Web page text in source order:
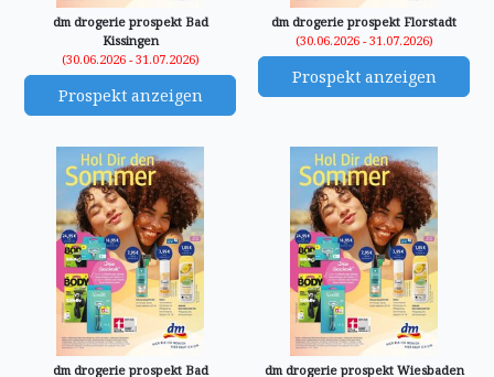
dm drogerie prospekt Bad
Kissingen
(30.06.2026 - 31.07.2026)
Prospekt anzeigen
dm drogerie prospekt Florstadt
(30.06.2026 - 31.07.2026)
Prospekt anzeigen
dm drogerie prospekt Bad
dm drogerie prospekt Wiesbaden